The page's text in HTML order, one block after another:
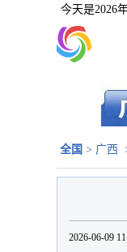
今天是2026
全国 > 广西
2026-06-09